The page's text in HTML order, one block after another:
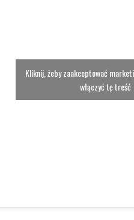
Kliknij, żeby zaakceptować
włączyć tę treść